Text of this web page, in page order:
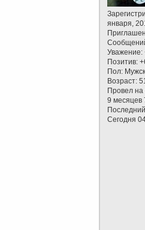
января,
Уважение:
Позитив:
Пол:
Возраст:
Провел
9 месяцев
Сегодня